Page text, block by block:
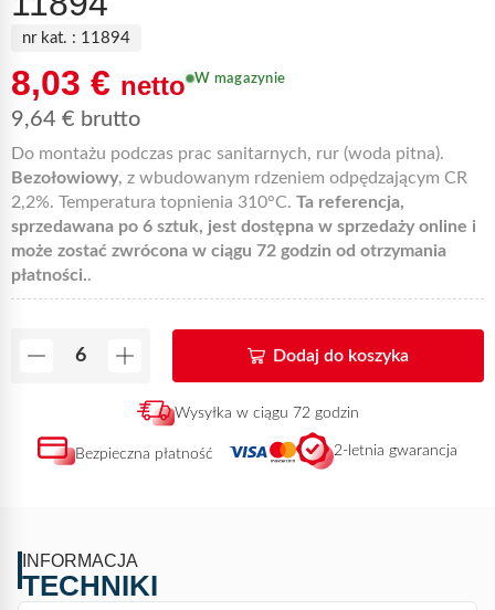
nr kat. : 11894
8,03 € netto
9,64 € brutto
W magazynie
Do montażu podczas prac sanitarnych, rur (woda pitna).
Bezołowiowy, z wbudowanym rdzeniem odpędzającym CR
2,2%. Temperatura topnienia 310°C. Ta referencja,
sprzedawana po 6 sztuk, jest dostępna w sprzedaży online i
może zostać zwrócona w ciągu 72 godzin od otrzymania
płatności..
Dodaj do koszyka
Wysyłka w ciągu 72 godzin
Bezpieczna płatność 2-letnia gwarancja
INFORMACJA
TECHNIKI